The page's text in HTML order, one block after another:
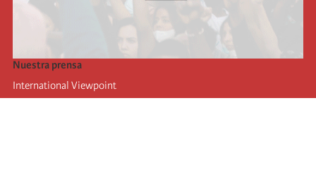
Nuestra prensa
International Viewpoint